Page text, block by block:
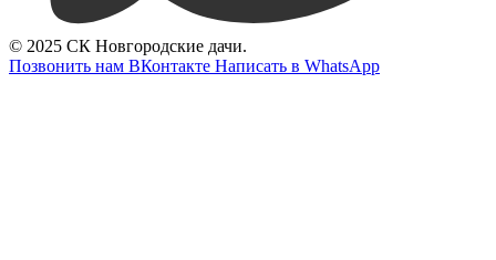
© 2025 СК Новгородские дачи.
Позвонить нам ВКонтакте Написать в WhatsApp